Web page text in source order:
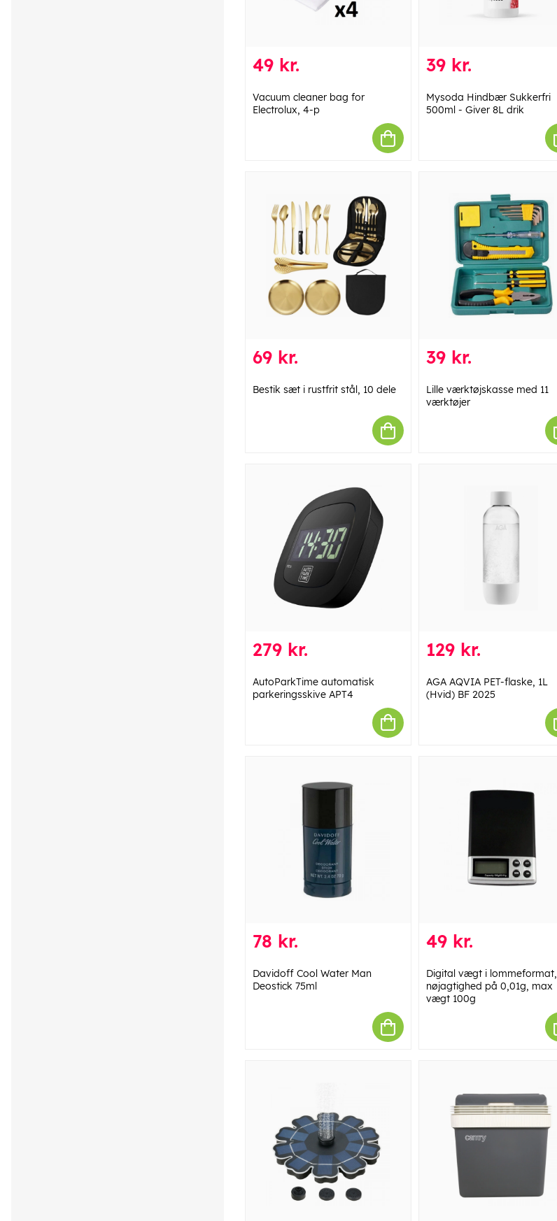
49 kr.
Vacuum cleaner bag for
Electrolux, 4-p
39 kr.
Mysoda Hindbær Sukkerfri
500ml - Giver 8L drik
69 kr.
Bestik sæt i rustfrit stål, 10 dele
39 kr.
Lille værktøjskasse med 11
værktøjer
279 kr.
AutoParkTime automatisk
parkeringsskive APT4
129 kr.
AGA AQVIA PET-flaske, 1L
(Hvid) BF 2025
78 kr.
Davidoff Cool Water Man
Deostick 75ml
49 kr.
Digital vægt i lommeformat,
nøjagtighed på 0,01g, max
vægt 100g